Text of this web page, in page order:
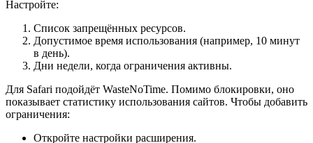
Настройте:
Список запрещённых ресурсов.
Допустимое время использования (например, 10 минут
в день).
Дни недели, когда ограничения активны.
Для Safari подойдёт WasteNoTime. Помимо блокировки, оно
показывает статистику использования сайтов. Чтобы добавить
ограничения:
Откройте настройки расширения.